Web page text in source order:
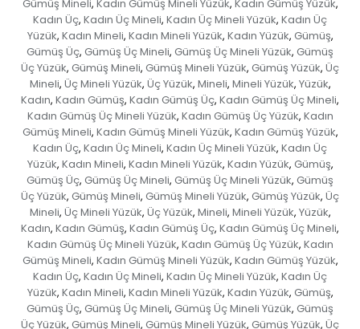
Gümüş Mineli, Kadın Gümüş Mineli Yüzük, Kadın Gümüş Yüzük,
Kadın Üç, Kadın Üç Mineli, Kadın Üç Mineli Yüzük, Kadın Üç
Yüzük, Kadın Mineli, Kadın Mineli Yüzük, Kadın Yüzük, Gümüş,
Gümüş Üç, Gümüş Üç Mineli, Gümüş Üç Mineli Yüzük, Gümüş
Üç Yüzük, Gümüş Mineli, Gümüş Mineli Yüzük, Gümüş Yüzük, Üç
Mineli, Üç Mineli Yüzük, Üç Yüzük, Mineli, Mineli Yüzük, Yüzük,
Kadın, Kadın Gümüş, Kadın Gümüş Üç, Kadın Gümüş Üç Mineli,
Kadın Gümüş Üç Mineli Yüzük, Kadın Gümüş Üç Yüzük, Kadın
Gümüş Mineli, Kadın Gümüş Mineli Yüzük, Kadın Gümüş Yüzük,
Kadın Üç, Kadın Üç Mineli, Kadın Üç Mineli Yüzük, Kadın Üç
Yüzük, Kadın Mineli, Kadın Mineli Yüzük, Kadın Yüzük, Gümüş,
Gümüş Üç, Gümüş Üç Mineli, Gümüş Üç Mineli Yüzük, Gümüş
Üç Yüzük, Gümüş Mineli, Gümüş Mineli Yüzük, Gümüş Yüzük, Üç
Mineli, Üç Mineli Yüzük, Üç Yüzük, Mineli, Mineli Yüzük, Yüzük,
Kadın, Kadın Gümüş, Kadın Gümüş Üç, Kadın Gümüş Üç Mineli,
Kadın Gümüş Üç Mineli Yüzük, Kadın Gümüş Üç Yüzük, Kadın
Gümüş Mineli, Kadın Gümüş Mineli Yüzük, Kadın Gümüş Yüzük,
Kadın Üç, Kadın Üç Mineli, Kadın Üç Mineli Yüzük, Kadın Üç
Yüzük, Kadın Mineli, Kadın Mineli Yüzük, Kadın Yüzük, Gümüş,
Gümüş Üç, Gümüş Üç Mineli, Gümüş Üç Mineli Yüzük, Gümüş
Üç Yüzük, Gümüş Mineli, Gümüş Mineli Yüzük, Gümüş Yüzük, Üç